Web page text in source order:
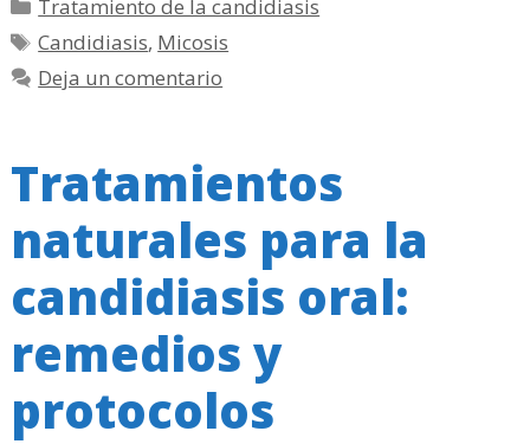
Tratamiento de la candidiasis
Etiquetas
Candidiasis, Micosis
Deja un comentario
Tratamientos
naturales para la
candidiasis oral:
remedios y
protocolos